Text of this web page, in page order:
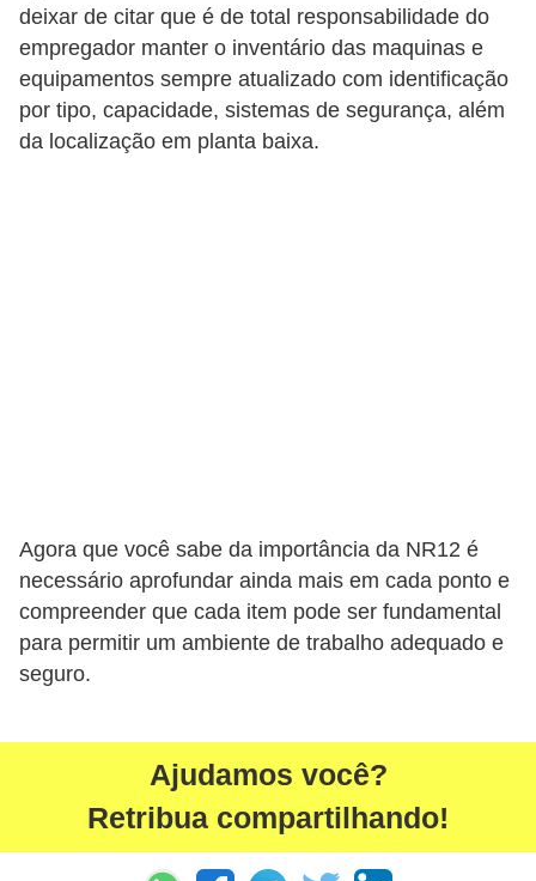
deixar de citar que é de total responsabilidade do
empregador manter o inventário das maquinas e
equipamentos sempre atualizado com identificação
por tipo, capacidade, sistemas de segurança, além
da localização em planta baixa.
Agora que você sabe da importância da NR12 é
necessário aprofundar ainda mais em cada ponto e
compreender que cada item pode ser fundamental
para permitir um ambiente de trabalho adequado e
seguro.
Ajudamos você?
Retribua compartilhando!
H
i
s
t
r
c
i
a